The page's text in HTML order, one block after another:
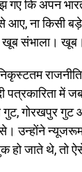
कि अपन
आए, ना किसी
खूब संभाला। खूब।
राजनीति
में
गोरखपुर गुट
न्यूजरूम
हो जाते थे, तो